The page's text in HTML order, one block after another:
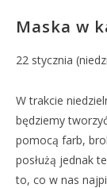
Maska w
22 stycznia
W trakcie
będziemy
pomocą farb,
posłużą jednak
to, co w nas